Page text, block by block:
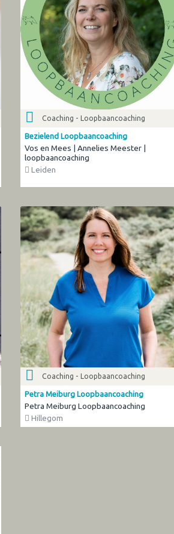
Coaching - Loopbaancoaching
Bezielend Loopbaancoaching
Vos en Mees | Annelies Meester |
loopbaancoaching
Leiden
Coaching - Loopbaancoaching
Petra Meiburg Loopbaancoaching
Petra Meiburg Loopbaancoaching
Hillegom